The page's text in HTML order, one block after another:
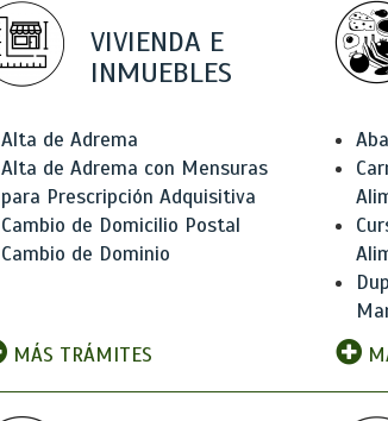
VIVIENDA E
INMUEBLES
Alta de Adrema
Alta de Adrema con Mensuras
para Prescripción Adquisitiva
Cambio de Domicilio Postal
Cambio de Dominio
MÁS TRÁMITES